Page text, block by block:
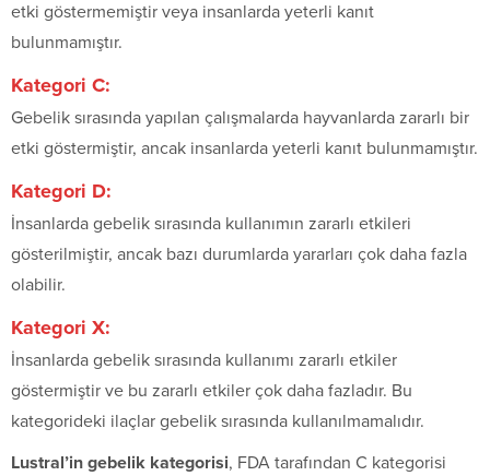
etki göstermemiştir veya insanlarda yeterli kanıt
bulunmamıştır.
Kategori C:
Gebelik sırasında yapılan çalışmalarda hayvanlarda zararlı bir
etki göstermiştir, ancak insanlarda yeterli kanıt bulunmamıştır.
Kategori D:
İnsanlarda gebelik sırasında kullanımın zararlı etkileri
gösterilmiştir, ancak bazı durumlarda yararları çok daha fazla
olabilir.
Kategori X:
İnsanlarda gebelik sırasında kullanımı zararlı etkiler
göstermiştir ve bu zararlı etkiler çok daha fazladır. Bu
kategorideki ilaçlar gebelik sırasında kullanılmamalıdır.
Lustral’in gebelik kategorisi, FDA tarafından C kategorisi